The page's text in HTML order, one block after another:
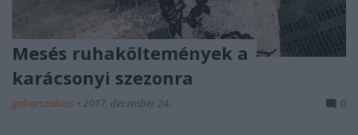
Mesés ruhaköltemények a
karácsonyi szezonra
gaborszakacs • 2017. december 24. 0